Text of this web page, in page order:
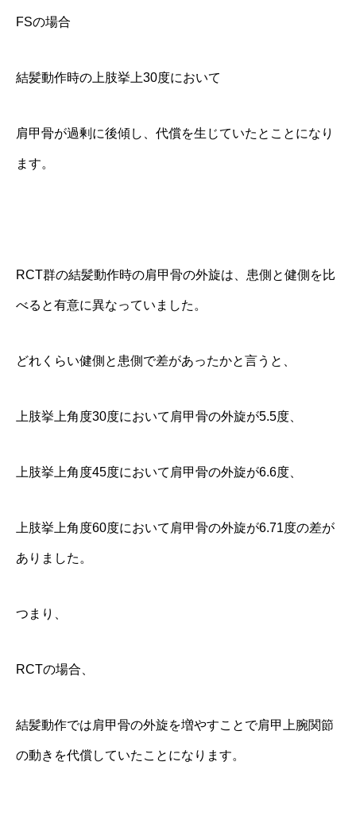
FSの場合
結髪動作時の上肢挙上30度において
肩甲骨が過剰に後傾し、代償を生じていたとことになり
ます。
RCT群の結髪動作時の肩甲骨の外旋は、患側と健側を比
べると有意に異なっていました。
どれくらい健側と患側で差があったかと言うと、
上肢挙上角度30度において肩甲骨の外旋が5.5度、
上肢挙上角度45度において肩甲骨の外旋が6.6度、
上肢挙上角度60度において肩甲骨の外旋が6.71度の差が
ありました。
つまり、
RCTの場合、
結髪動作では肩甲骨の外旋を増やすことで肩甲上腕関節
の動きを代償していたことになります。